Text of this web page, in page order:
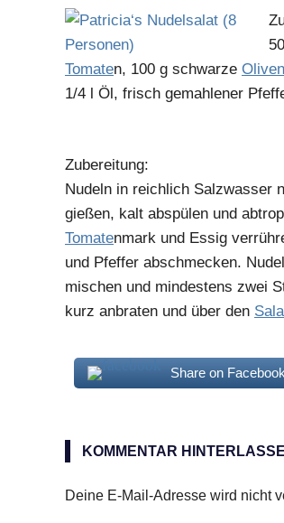
Tomaten, 100 g schwarze Oliven
1/4 l Öl, frisch gemahlener
Zubereitung:
Nudeln in reichlich Salzwasser
gießen, kalt abspülen und
Tomatenmark und Essig
und Pfeffer abschmecken.
mischen und mindestens zwei
kurz anbraten und über den
Share on Facebook
KOMMENTAR
Deine E-Mail-Adresse wird nicht